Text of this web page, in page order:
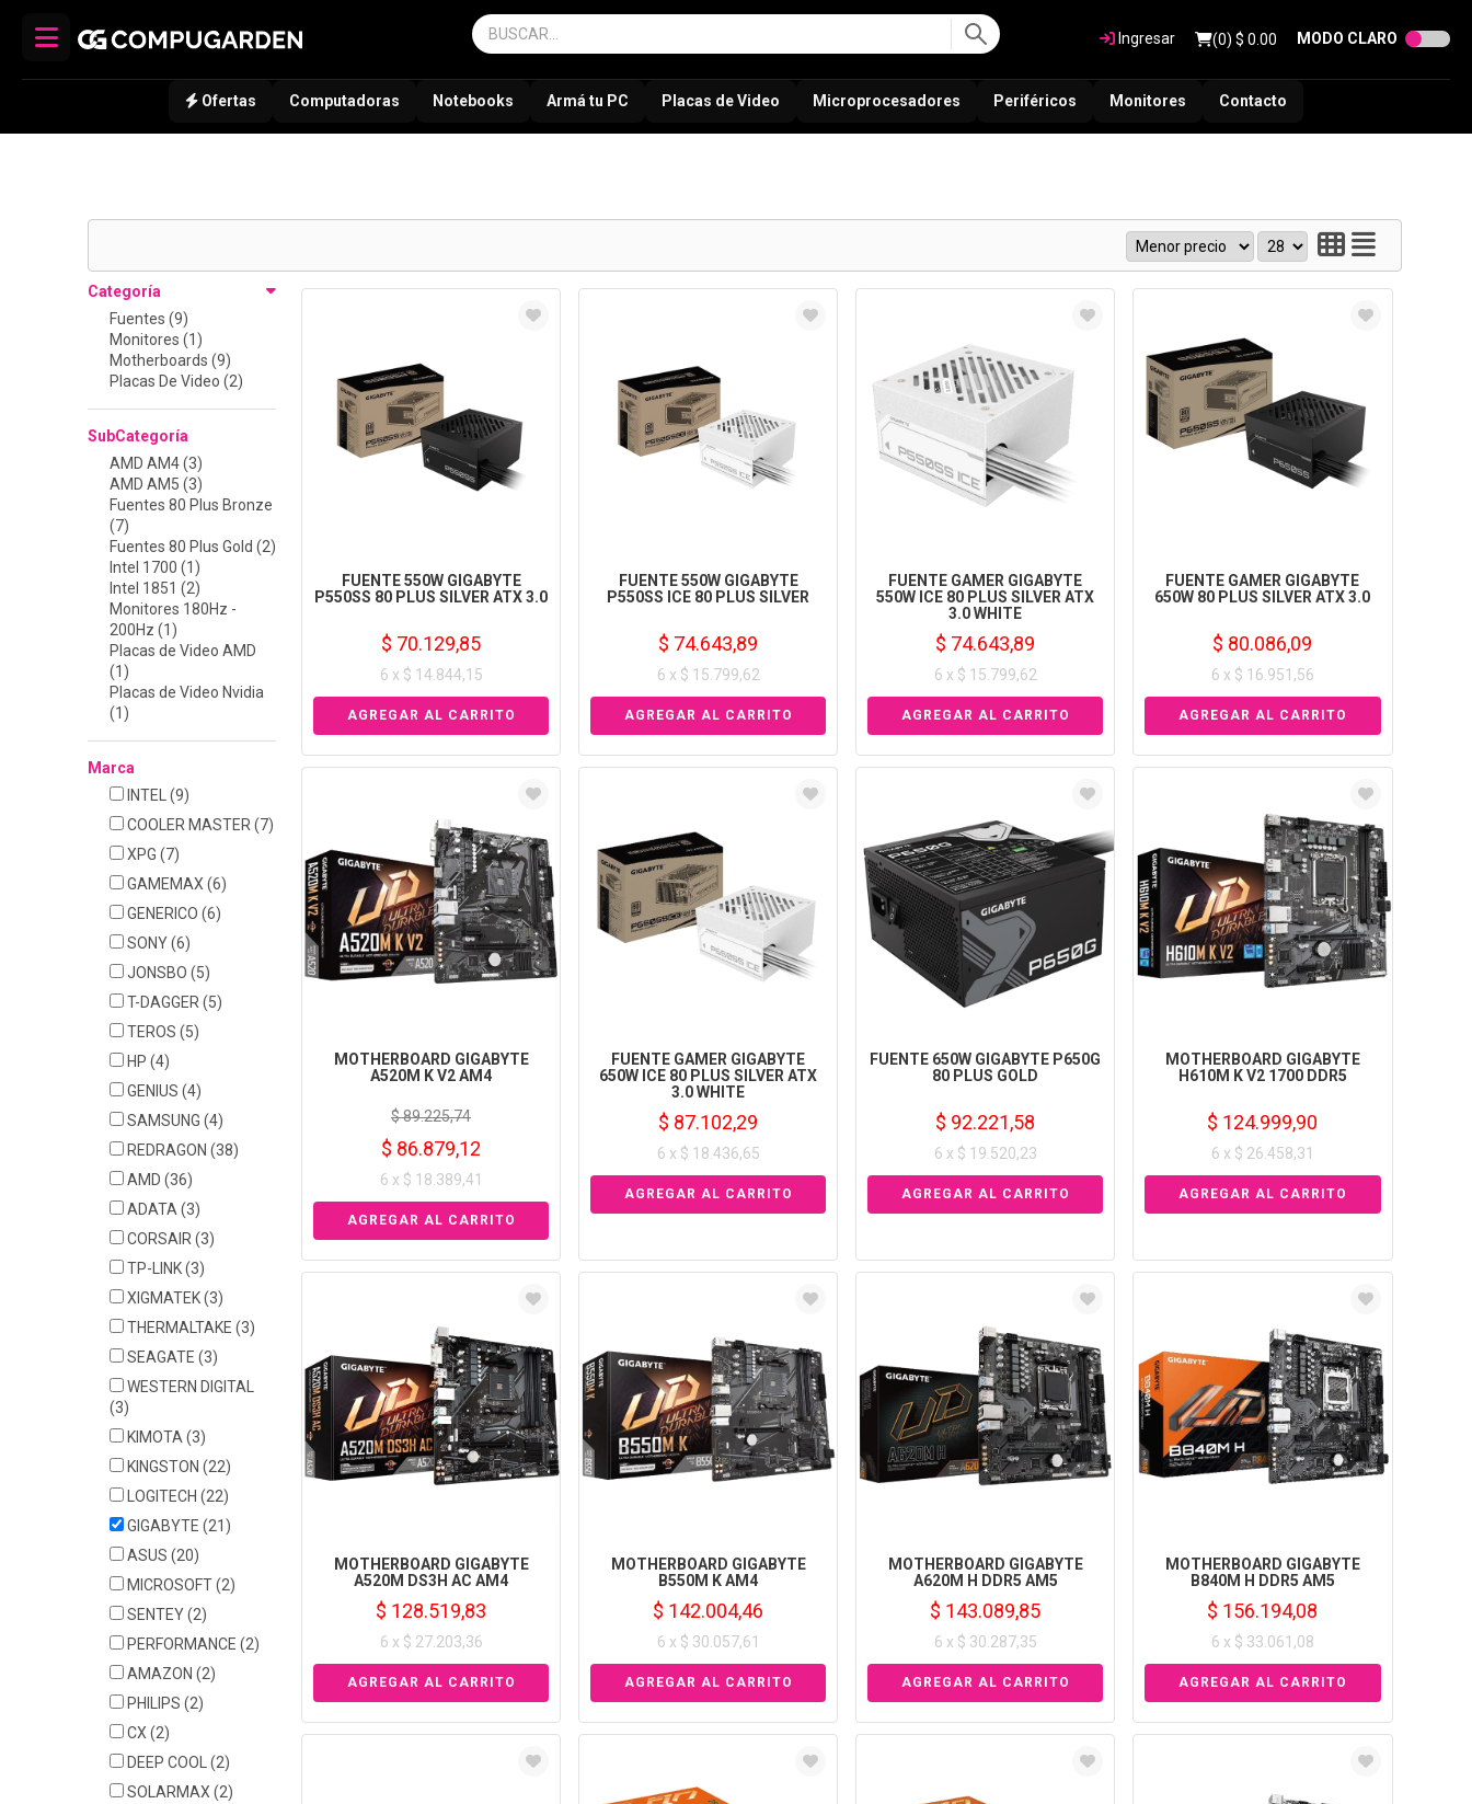
Ingresar (0) $ 0.00 MODO CLARO
Ofertas Computadoras Notebooks Armá tu PC Placas de Video Microprocesadores Periféricos Monitores Contacto
Categoría
Fuentes (9)
Monitores (1)
Motherboards (9)
Placas De Video (2)
SubCategoría
AMD AM4 (3)
AMD AM5 (3)
Fuentes 80 Plus Bronze
(7)
Fuentes 80 Plus Gold (2)
Intel 1700 (1)
Intel 1851 (2)
Monitores 180Hz -
200Hz (1)
Placas de Video AMD
(1)
Placas de Video Nvidia
(1)
Marca
INTEL (9)
COOLER MASTER (7)
XPG (7)
GAMEMAX (6)
GENERICO (6)
SONY(6)
JONSBO (5)
T-DAGGER (5)
TEROS (5)
HP (4)
GENIUS (4)
SAMSUNG (4)
REDRAGON (38)
AMD (36)
ADATA (3)
CORSAIR (3)
TP-LINK(3)
XIGMATEK(3)
THERMALTAKE (3)
SEAGATE (3)
WESTERN DIGITAL
(3)
KIMOTA (3)
KINGSTON (22)
LOGITECH (22)
GIGABYTE (21)
ASUS (20)
MICROSOFT(2)
SENTEY(2)
PERFORMANCE (2)
AMAZON (2)
PHILIPS (2)
CX (2)
DEEP COOL (2)
SOLARMAX (2)
FUENTE 550W GIGABYTE
P550SS 80 PLUS SILVER ATX 3.0
$ 70.129,85
6 x $ 14.844,15
FUENTE 550W GIGABYTE
P550SS ICE 80 PLUS SILVER
$ 74.643,89
6 x $ 15.799,62
FUENTE GAMER GIGABYTE
550W ICE 80 PLUS SILVER ATX
3.0 WHITE
$ 74.643,89
6 x $ 15.799,62
FUENTE GAMER GIGABYTE
650W 80 PLUS SILVER ATX 3.0
$ 80.086,09
6 x $ 16.951,56
MOTHERBOARD GIGABYTE
A520M K V2 AM4
$ 89.225,74
$ 86.879,12
6 x $ 18.389,41
FUENTE GAMER GIGABYTE
650W ICE 80 PLUS SILVER ATX
3.0 WHITE
$ 87.102,29
6 x $ 18.436,65
FUENTE 650W GIGABYTE P650G
80 PLUS GOLD
$ 92.221,58
6 x $ 19.520,23
MOTHERBOARD GIGABYTE
H610M K V2 1700 DDR5
$ 124.999,90
6 x $ 26.458,31
MOTHERBOARD GIGABYTE
A520M DS3H AC AM4
$ 128.519,83
6 x $ 27.203,36
MOTHERBOARD GIGABYTE
B550M K AM4
$ 142.004,46
6 x $ 30.057,61
MOTHERBOARD GIGABYTE
A620M H DDR5 AM5
$ 143.089,85
6 x $ 30.287,35
MOTHERBOARD GIGABYTE
B840M H DDR5 AM5
$ 156.194,08
6 x $ 33.061,08